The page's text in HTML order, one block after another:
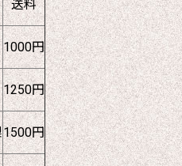
送料
1000円
1250円
1500円